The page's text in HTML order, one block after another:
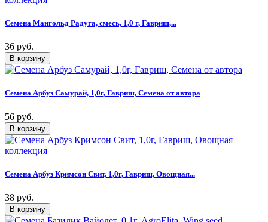
Семена Мангольд Радуга, смесь, 1,0 г, Гавриш,...
36 руб.
Семена Арбуз Самурай, 1,0г, Гавриш, Семена от автора
56 руб.
Семена Арбуз Кримсон Свит, 1,0г, Гавриш, Овощная...
38 руб.